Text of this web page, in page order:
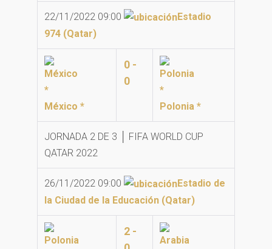
22/11/2022 09:00
Estadio
974 (Qatar)
México *
0 -
0
Polonia *
JORNADA 2 DE 3 │ FIFA WORLD CUP
QATAR 2022
26/11/2022 09:00
Estadio de
la Ciudad de la Educación (Qatar)
2 -